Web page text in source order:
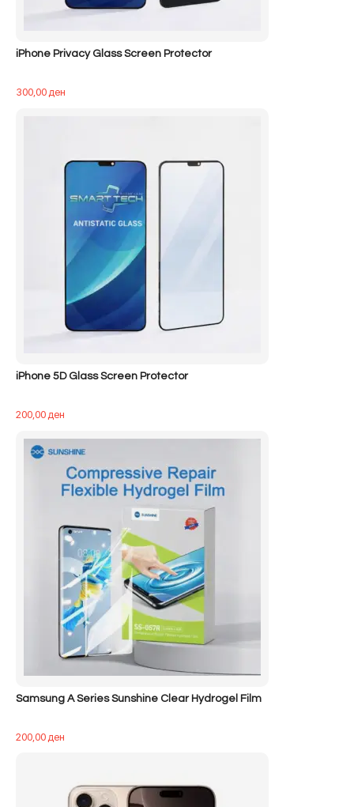
iPhone Privacy Glass Screen Protector
300,00ден
iPhone 5D Glass Screen Protector
200,00ден
Samsung A Series Sunshine Clear Hydrogel Film
200,00ден